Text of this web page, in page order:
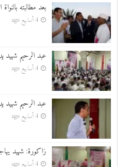
بعد مطالبته
4 أسابيع ago
عبد الرحيم شهيد
4 أسابيع ago
عبد الرحيم
4 أسابيع ago
زاكورة: شهيد
4 أسابيع ago